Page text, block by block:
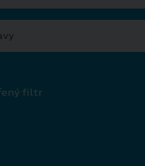
filtr